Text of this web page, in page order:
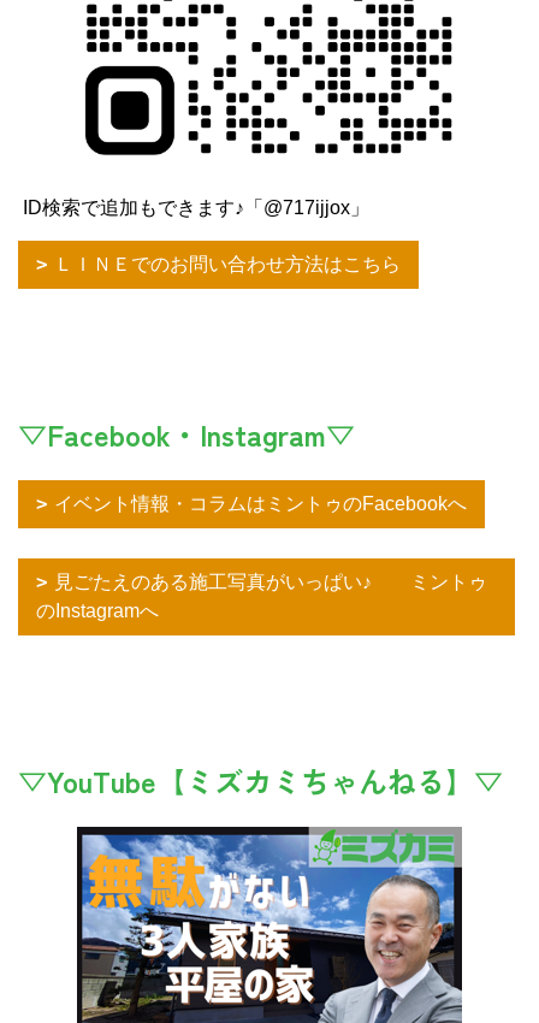
ID検索で追加もできます♪「@717ijjox」
ＬＩＮＥでのお問い合わせ方法はこちら
▽Facebook・Instagram▽
イベント情報・コラムはミントゥのFacebookへ
見ごたえのある施工写真がいっぱい♪ ミントゥ
のInstagramへ
▽YouTube【ミズカミちゃんねる】▽